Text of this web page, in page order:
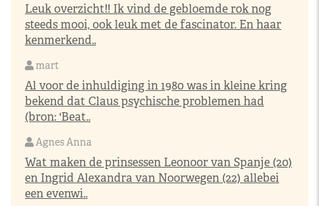
Leuk overzicht!! Ik vind de gebloemde rok nog
steeds mooi, ook leuk met de fascinator. En haar
kenmerkend..
mart
Al voor de inhuldiging in 1980 was in kleine kring
bekend dat Claus psychische problemen had
(bron: 'Beat..
Agnes Anna
Wat maken de prinsessen Leonoor van Spanje (20)
en Ingrid Alexandra van Noorwegen (22) allebei
een evenwi..